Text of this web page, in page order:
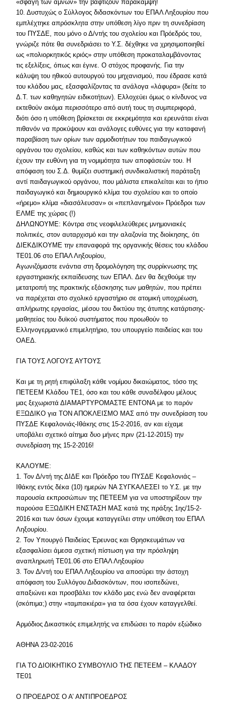
«σφαγή των αμνών» την βαφτίζουν παράκαμψη!
10. Δυστυχώς ο Σύλλογος διδασκόντων του ΕΠΑΛ Ληξουρίου που
εμπλέχτηκε απρόσκλητα στην υπόθεση λίγο πριν τη συνεδρίαση
του ΠΥΣΔΕ, που μόνο ο Δ/ντής του σχολείου και Πρόεδρός του,
γνώριζε πότε θα συνεδριάσει το Υ.Σ. δέχθηκε να χρησιμοποιηθεί
ως «πολιορκητικός κριός» στην υπόθεση προκαταλαμβάνοντας
τις εξελίξεις, όπως και έγινε. Ο στόχος προφανής. Για την
κάλυψη του ηθικού αυτουργού του μηχανισμού, που έδρασε κατά
του κλάδου μας, εξασφαλίζοντας τα ανάλογα «λάφυρα» (δείτε το
Δ.Τ. των καθηγητών ειδικοτήτων). Ελλοχεύει όμως ο κίνδυνος να
εκτεθούν ακόμα περισσότερο από αυτή τους τη συμπεριφορά,
διότι όσο η υπόθεση βρίσκεται σε εκκρεμότητα και ερευνάται είναι
πιθανόν να προκύψουν και ανάλογες ευθύνες για την καταφανή
παραβίαση των ορίων των αρμοδιοτήτων του παιδαγωγικού
οργάνου του σχολείου, καθώς και των καθηκόντων αυτών που
έχουν την ευθύνη για τη νομιμότητα των αποφάσεών του. Η
απόφαση του Σ.Δ. θυμίζει συστημική συνδικαλιστική παράταξη
αντί παιδαγωγικού οργάνου, που μάλιστα επικαλείται και το ήπιο
παιδαγωγικό και δημιουργικό κλίμα του σχολείου και το οποίο
«ήρεμο» κλίμα «διασάλευσαν» οι «πεπλανημένοι» Πρόεδροι των
ΕΛΜΕ της χώρας (!)
ΔΗΛΩΝΟΥΜΕ: Κόντρα στις νεοφιλελεύθερες μνημονιακές
πολιτικές, στον αυταρχισμό και την αλαζονία της διοίκησης, ότι
ΔΙΕΚΔΙΚΟΥΜΕ την επαναφορά της οργανικής θέσεις του κλάδου
ΤΕ01.06 στο ΕΠΑΛ Ληξουρίου,
Αγωνιζόμαστε ενάντια στη δρομολόγηση της συρρίκνωσης της
εργαστηριακής εκπαίδευσης των ΕΠΑΛ. Δεν θα δεχθούμε την
μετατροπή της πρακτικής εξάσκησης των μαθητών, που πρέπει
να παρέχεται στο σχολικό εργαστήριο σε ατομική υποχρέωση,
απλήρωτης εργασίας, μέσου του δικτύου της άτυπης κατάρτισης-
μαθητείας του δυϊκού συστήματος που προωθούν το
Ελληνογερμανικό επιμελητήριο, του υπουργείο παιδείας και του
ΟΑΕΔ.
ΓΙΑ ΤΟΥΣ ΛΟΓΟΥΣ ΑΥΤΟΥΣ
Και με τη ρητή επιφύλαξη κάθε νομίμου δικαιώματος, τόσο της
ΠΕΤΕΕΜ Κλάδου ΤΕ1, όσο και του κάθε συναδέλφου μέλους
μας ξεχωριστά ΔΙΑΜΑΡΤΥΡΟΜΑΣΤΕ ΕΝΤΟΝΑ με το παρόν
ΕΞΩΔΙΚΟ για ΤΟΝ ΑΠΟΚΛΕΙΣΜΟ ΜΑΣ από την συνεδρίαση του
ΠΥΣΔΕ Κεφαλονιάς-Ιθάκης στις 15-2-2016, αν και είχαμε
υποβάλει σχετικό αίτημα δυο μήνες πριν (21-12-2015) την
συνεδρίαση της 15-2-2016!
ΚΑΛΟΥΜΕ:
1. Τον Δ/ντή της ΔΙΔΕ και Πρόεδρο του ΠΥΣΔΕ Κεφαλονιάς –
Ιθάκης εντός δέκα (10) ημερών ΝΑ ΣΥΓΚΑΛΕΣΕΙ το Υ.Σ. με την
παρουσία εκπροσώπων της ΠΕΤΕΕΜ για να υποστηρίξουν την
παρούσα ΕΞΩΔΙΚΗ ΕΝΣΤΑΣΗ ΜΑΣ κατά της πράξης 1ης/15-2-
2016 και των όσων έχουμε καταγγείλει στην υπόθεση του ΕΠΑΛ
Ληξουρίου.
2. Τον Υπουργό Παιδείας Έρευνας και Θρησκευμάτων να
εξασφαλίσει άμεσα σχετική πίστωση για την πρόσληψη
αναπληρωτή ΤΕ01.06 στο ΕΠΑΛ Ληξουρίου
3. Τον Δ/ντή του ΕΠΑΛ Ληξουρίου να αποσύρει την άστοχη
απόφαση του Συλλόγου Διδασκόντων, που ισοπεδώνει,
απαξιώνει και προσβάλει τον κλάδο μας ενώ δεν αναφέρεται
(σκόπιμα;) στην «ταμπακιέρα» για τα όσα έχουν καταγγελθεί.
Αρμόδιος Δικαστικός επιμελητής να επιδώσει το παρόν εξώδικο
ΑΘΗΝΑ 23-02-2016
ΓΙΑ ΤΟ ΔΙΟΙΚΗΤΙΚΟ ΣΥΜΒΟΥΛΙΟ ΤΗΣ ΠΕΤΕΕΜ – ΚΛΑΔΟΥ
ΤΕ01
Ο ΠΡΟΕΔΡΟΣ Ο Α’ ΑΝΤΙΠΡΟΕΔΡΟΣ